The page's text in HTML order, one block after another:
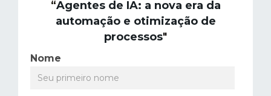
“Agentes de IA: a nova era da
automação e otimização de
processos"
Nome